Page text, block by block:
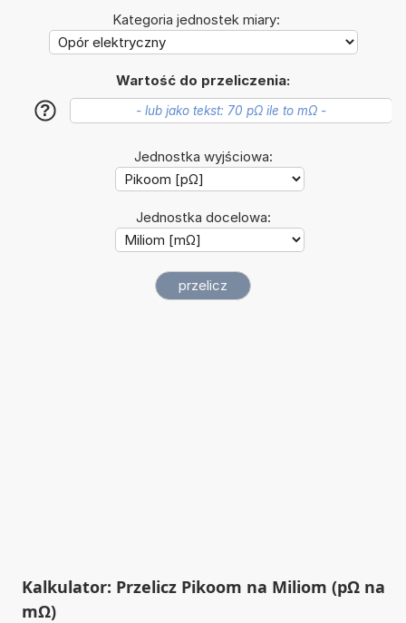
Kategoria jednostek miary:
Wartość do przeliczenia:
?
Jednostka wyjściowa:
Jednostka docelowa:
Kalkulator: Przelicz Pikoom na Miliom (pΩ na
mΩ)